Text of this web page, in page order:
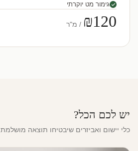
גימור מט יוקרתי
₪120 / מ"ר
יש לכם הכל?
כלי יישום ואביזרים שיבטיחו תוצאה מושלמת